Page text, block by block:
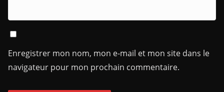
Enregistrer mon nom, mon e-mail et mon site dans le
navigateur pour mon prochain commentaire.